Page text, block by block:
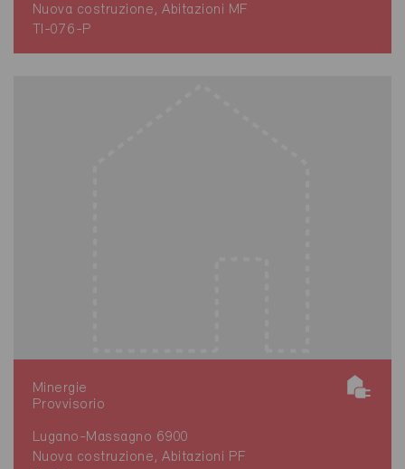
Nuova costruzione, Abitazioni MF
TI-076-P
Minergie
Provvisorio
Lugano-Massagno 6900
Nuova costruzione, Abitazioni PF